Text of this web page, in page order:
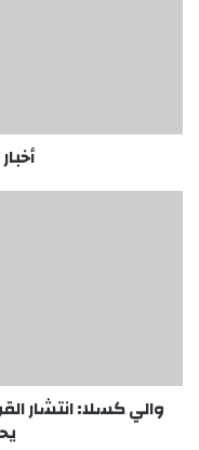
يحتاج
وقفةٍ
والي كسلا: انتشار